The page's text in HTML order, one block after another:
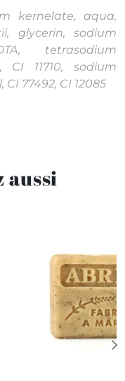
kernelate, aqua,
glycerin, sodium
tetrasodium
CI 11710, sodium
77492, CI 12085
aussi